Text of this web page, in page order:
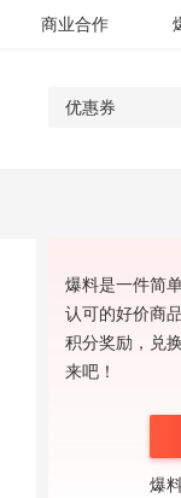
商业合作
爆料是一件简
认可的好价商
积分奖励，兑
来吧！
爆